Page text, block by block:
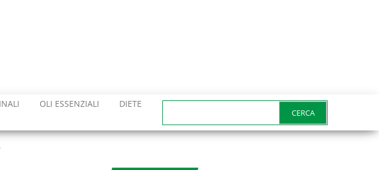
OLI ESSENZIALI
DIETE
per: